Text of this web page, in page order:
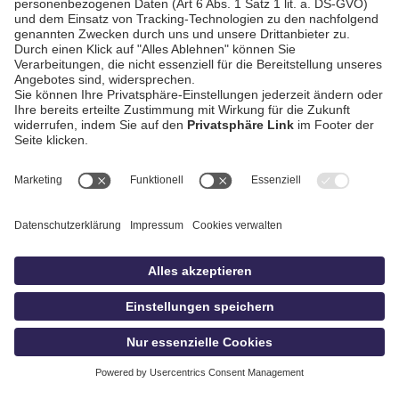
AGB / Gewinnspiele
Datenschutz
Impressum
idowa
Privatsphäre